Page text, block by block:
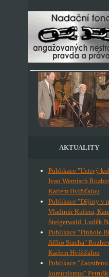
AKTUALITY
Publikace "Uctivý
Ivan Wernisch
Karlem Hvížďalou
Publikace "Dějiny v
Vladimír Kučera,
Steigerwald, Luděk
Publikace "Pinhole
Jiřího Stacha"
Karlem Hvížďalou
Publikace "Zaostřeno
komunismus"